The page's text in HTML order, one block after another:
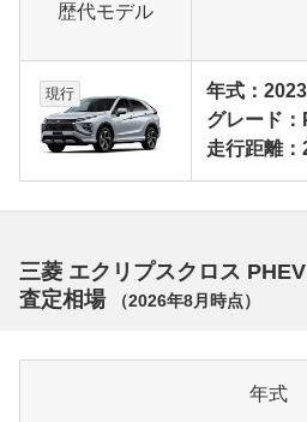
歴代モデル
現行
年式：
グレード
走行距離
三菱 エクリプスクロス
査定相場
（2026年8月 時点）
年式